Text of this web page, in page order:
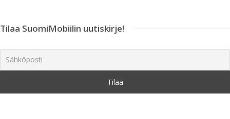
Tilaa SuomiMobiilin uutiskirje!